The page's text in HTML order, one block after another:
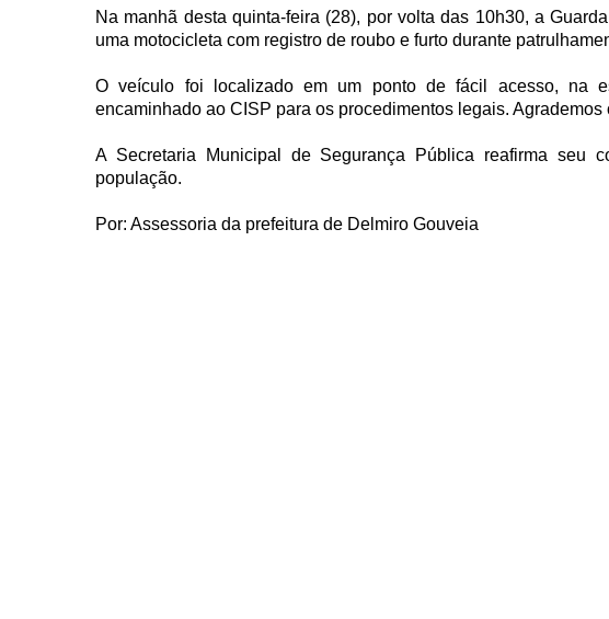
Na manhã desta quinta-feira (28), por volta das 10h30, a
uma motocicleta com registro de roubo e furto durante
O veículo foi localizado em um ponto de fácil acesso, na
encaminhado ao CISP para os procedimentos legais.
A Secretaria Municipal de Segurança Pública reafirma seu
população.
Por: Assessoria da prefeitura de Delmiro Gouveia